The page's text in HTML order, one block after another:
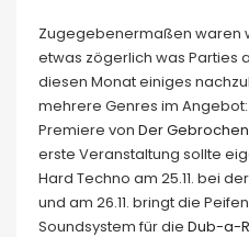
Zugegebenermaßen waren
etwas zögerlich was Parties
diesen Monat einiges
mehrere Genres im
Premiere von Der
erste Veranstaltung sollte
Hard Techno am 25.11. bei der
und am 26.11. bringt die
Soundsystem für die Dub-a-